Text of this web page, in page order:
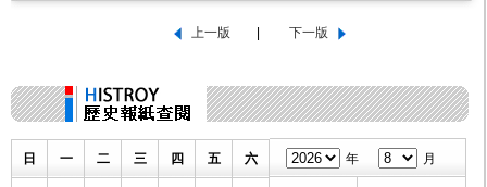
日 一 二 三 四 五 六 年 月